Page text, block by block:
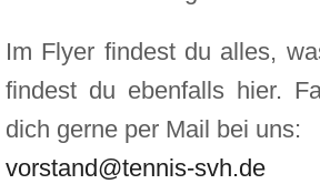
Im Flyer findest du alles,
findest du ebenfalls hier.
dich gerne per Mail bei uns:
vorstand@tennis-svh.de